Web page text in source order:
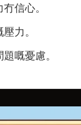
信心。
力。
嘅憂慮。